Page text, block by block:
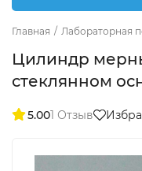
Главная / Лабораторная
Цилиндр
стеклянном
5.001 Отзыв